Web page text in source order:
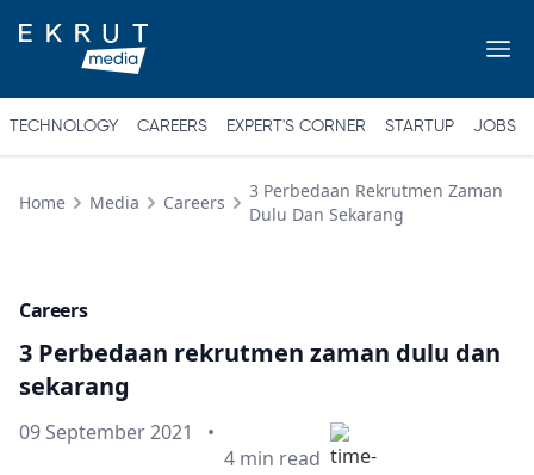
TECHNOLOGY CAREERS EXPERT'S CORNER STARTUP JOBS
Home Media Careers
3 Perbedaan Rekrutmen Zaman
Dulu Dan Sekarang
Careers
3 Perbedaan rekrutmen zaman dulu dan
sekarang
Published on
09 September 2021
•
Min read
4 min read